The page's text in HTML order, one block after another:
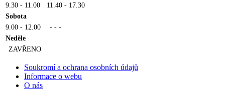
9.30 - 11.00
11.40 - 17.30
Sobota
9.00 - 12.00
- - -
Neděle
ZAVŘENO
Soukromí a ochrana osobních údajů
Informace o webu
O nás